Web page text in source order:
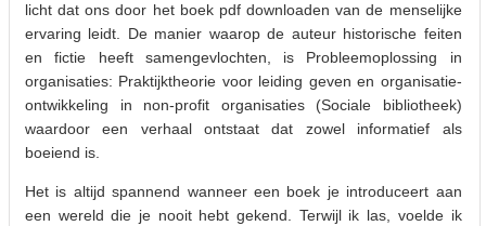
licht dat ons door het boek pdf downloaden van de menselijke
ervaring leidt. De manier waarop de auteur historische feiten
en fictie heeft samengevlochten, is Probleemoplossing in
organisaties: Praktijktheorie voor leiding geven en organisatie-
ontwikkeling in non-profit organisaties (Sociale bibliotheek)
waardoor een verhaal ontstaat dat zowel informatief als
boeiend is.
Het is altijd spannend wanneer een boek je introduceert aan
een wereld die je nooit hebt gekend. Terwijl ik las, voelde ik